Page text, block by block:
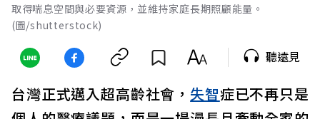
取得喘息空間與必要資源，並維持家庭長期照顧能量。
(圖/shutterstock)
聽遠見
台灣正式邁入超高齡社會， 失智症已不再只是